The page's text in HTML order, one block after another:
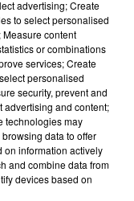
position de la
de l'Ouest
son armée en
pour rétablir la
advertising; Create
to select personalised
content
or combinations
services; Create
personalised
security, prevent and
advertising and content;
technologies may
data to offer
on information actively
and combine data from
devices based on